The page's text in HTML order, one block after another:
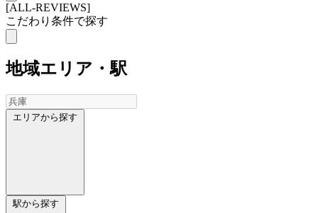
[ALL-REVIEWS]
こだわり条件で探す
地域エリア・駅
エリアから探す
駅から探す